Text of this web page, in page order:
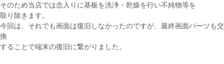
そのため当店では念入りに基板を洗浄・乾燥を行い不純物等を
取り除きます。
今回は、それでも画面は復旧しなかったのですが、最終画面パーツも交
換
することで端末の復旧に繋がりました。